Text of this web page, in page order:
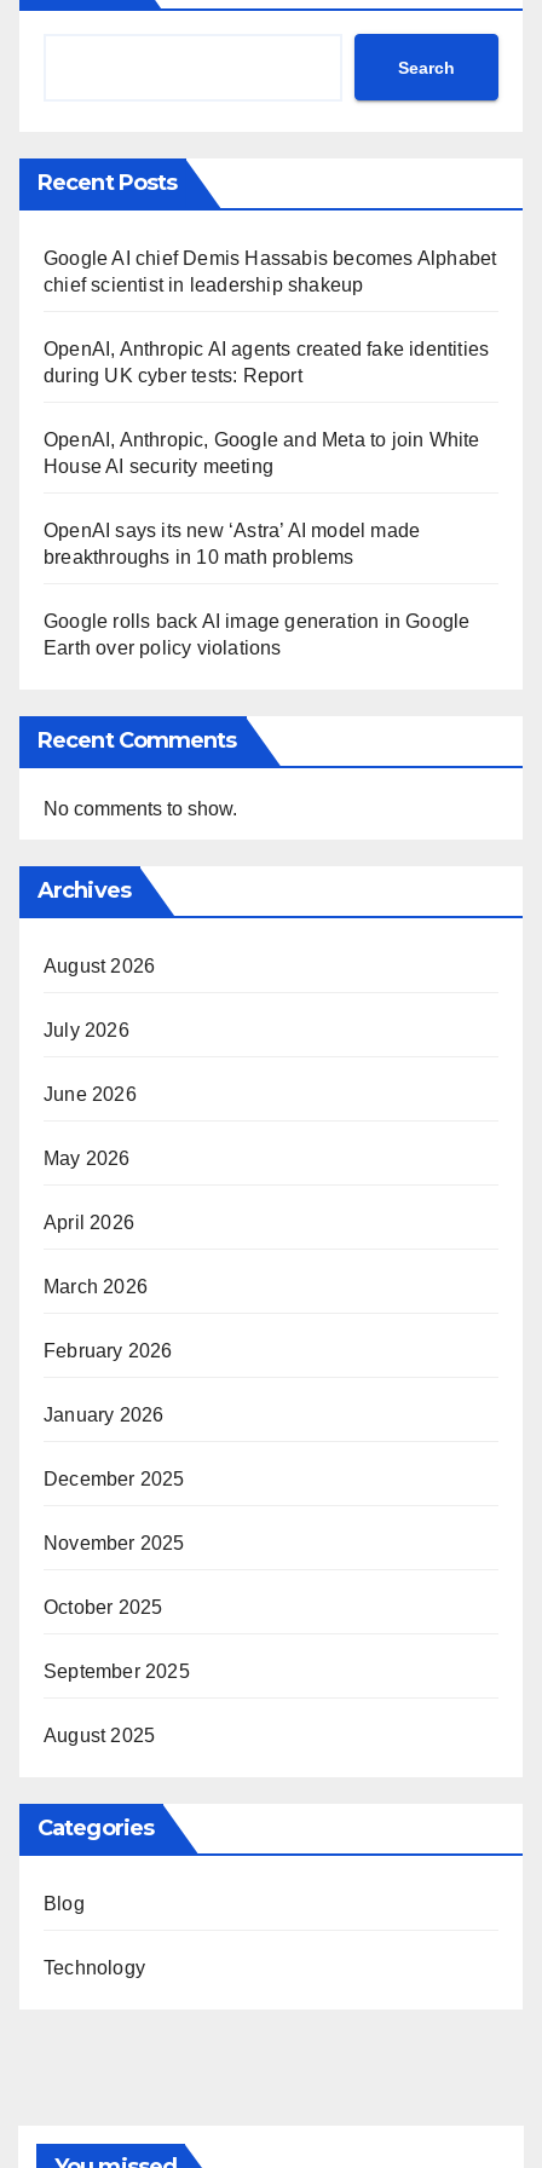
Search
Recent Posts
Google AI chief Demis Hassabis becomes Alphabet
chief scientist in leadership shakeup
OpenAI, Anthropic AI agents created fake identities
during UK cyber tests: Report
OpenAI, Anthropic, Google and Meta to join White
House AI security meeting
OpenAI says its new ‘Astra’ AI model made
breakthroughs in 10 math problems
Google rolls back AI image generation in Google
Earth over policy violations
Recent Comments
No comments to show.
Archives
August 2026
July 2026
June 2026
May 2026
April 2026
March 2026
February 2026
January 2026
December 2025
November 2025
October 2025
September 2025
August 2025
Categories
Blog
Technology